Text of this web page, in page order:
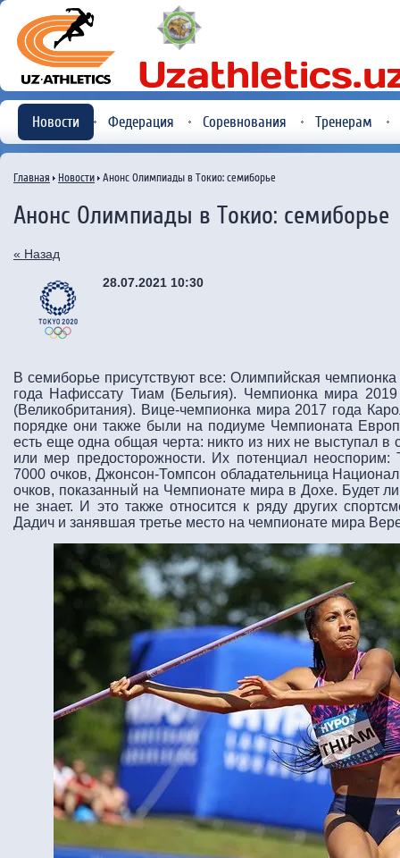
Новости Федерация Соревнования Тренерам
Главная Новости Анонс Олимпиады в Токио: семиборье
Анонс Олимпиады в Токио: семиборье
« Назад
28.07.2021 10:30
В семиборье присутствуют все: Олимпийская
года Нафиссату Тиам (Бельгия). Чемпионка мира
(Великобритания). Вице-чемпионка мира 2017 года
порядке они также были на подиуме Чемпионата
есть еще одна общая черта: никто из них не выступал в
или мер предосторожности. Их потенциал
7000 очков, Джонсон-Томпсон обладательница
очков, показанный на Чемпионате мира в Дохе. Будет
не знает. И это также относится к ряду других
Дадич и занявшая третье место на чемпионате мира